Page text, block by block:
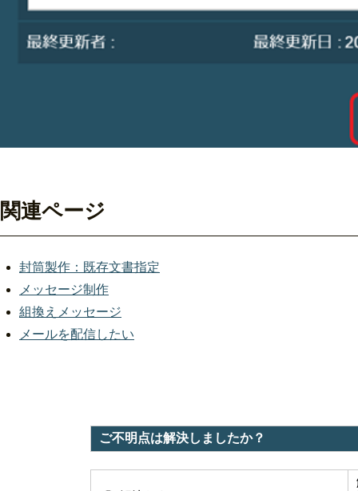
関連ページ
封筒製作：既存文書指定
メッセージ制作
組換えメッセージ
メールを配信したい